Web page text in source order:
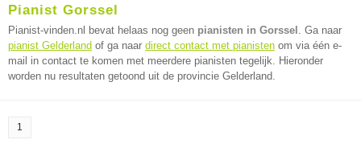
Pianist Gorssel
Pianist-vinden.nl bevat helaas nog geen pianisten in Gorssel . Ga naar
pianist Gelderland of ga naar direct contact met pianisten om via één e-
mail in contact te komen met meerdere pianisten tegelijk. Hieronder
worden nu resultaten getoond uit de provincie Gelderland.
1